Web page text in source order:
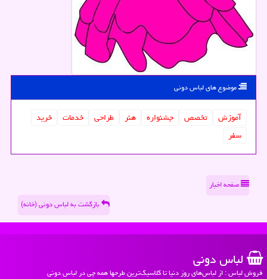
موضوع های لباس دونی
آموزش تخصص جشنواره هنر طراحی خدمات
خرید
سفر
صفحه اخبار
بازگشت به لباس دونی (خانه)
لباس دونی
فروش لباس : از لباس‌های روز دنیا تا کلاسیک‌ترین طرحها همه چی در لباس دونی